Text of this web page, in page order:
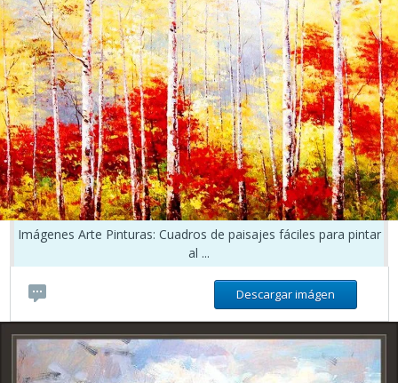
Imágenes Arte Pinturas: Cuadros de paisajes fáciles para pintar
al ...
Descargar imágen